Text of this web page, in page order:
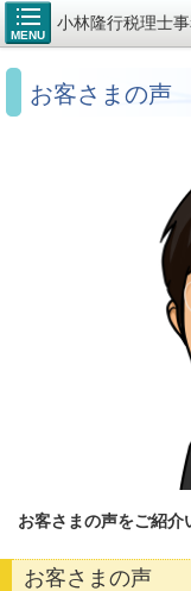
MENU
小林隆行税理士事
お客さまの声
お客さまの声をご紹介
お客さまの声